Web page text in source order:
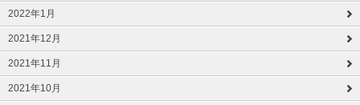
2022年1月
2021年12月
2021年11月
2021年10月